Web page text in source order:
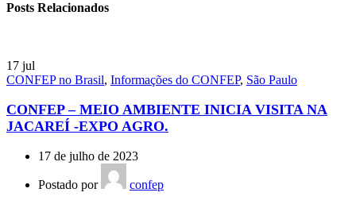
Posts Relacionados
17 jul
CONFEP no Brasil, Informações do CONFEP, São Paulo
CONFEP – MEIO AMBIENTE INICIA VISITA NA
JACAREÍ -EXPO AGRO.
17 de julho de 2023
Postado por
confep